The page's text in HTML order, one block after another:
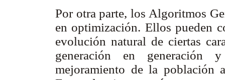
Por otra parte, los Algoritmos
en optimización. Ellos pueden
evolución natural de ciertas
generación en generación
mejoramiento de la población